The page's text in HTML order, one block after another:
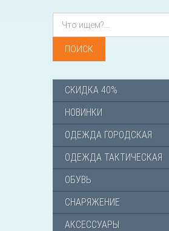
СКИДКА 40%
НОВИНКИ
ОДЕЖДА ГОРОДСКАЯ
ОДЕЖДА ТАКТИЧЕСКАЯ
ОБУВЬ
СНАРЯЖЕНИЕ
АКСЕССУАРЫ